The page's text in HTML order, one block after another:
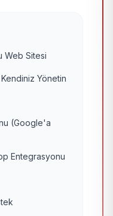
Web Sitesi
Yönetin
(Google'a
Entegrasyonu